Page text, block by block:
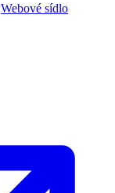
Webové sídlo